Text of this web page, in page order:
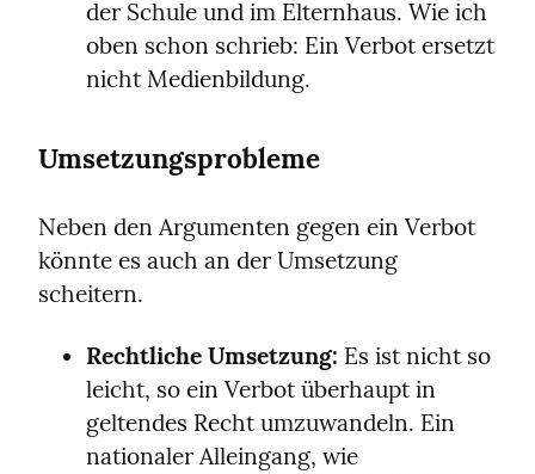
der Schule und im Elternhaus. Wie ich
oben schon schrieb: Ein Verbot ersetzt
nicht Medienbildung.
Umsetzungsprobleme
Neben den Argumenten gegen ein Verbot
könnte es auch an der Umsetzung
scheitern.
Rechtliche Umsetzung: Es ist nicht so
leicht, so ein Verbot überhaupt in
geltendes Recht umzuwandeln. Ein
nationaler Alleingang, wie